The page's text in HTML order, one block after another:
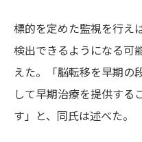
標的を定めた監視を行え
検出できるようになる可
えた。「脳転移を早期の
して早期治療を提供する
す」と、同氏は述べた。